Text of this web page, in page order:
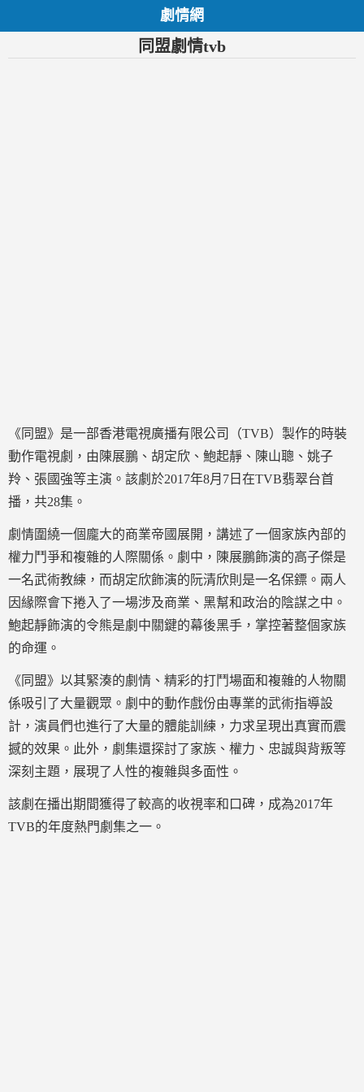
劇情網
同盟劇情tvb
《同盟》是一部香港電視廣播有限公司（TVB）製作的時裝
動作電視劇，由陳展鵬、胡定欣、鮑起靜、陳山聰、姚子
羚、張國強等主演。該劇於2017年8月7日在TVB翡翠台首
播，共28集。
劇情圍繞一個龐大的商業帝國展開，講述了一個家族內部的
權力鬥爭和複雜的人際關係。劇中，陳展鵬飾演的高子傑是
一名武術教練，而胡定欣飾演的阮清欣則是一名保鏢。兩人
因緣際會下捲入了一場涉及商業、黑幫和政治的陰謀之中。
鮑起靜飾演的令熊是劇中關鍵的幕後黑手，掌控著整個家族
的命運。
《同盟》以其緊湊的劇情、精彩的打鬥場面和複雜的人物關
係吸引了大量觀眾。劇中的動作戲份由專業的武術指導設
計，演員們也進行了大量的體能訓練，力求呈現出真實而震
撼的效果。此外，劇集還探討了家族、權力、忠誠與背叛等
深刻主題，展現了人性的複雜與多面性。
該劇在播出期間獲得了較高的收視率和口碑，成為2017年
TVB的年度熱門劇集之一。